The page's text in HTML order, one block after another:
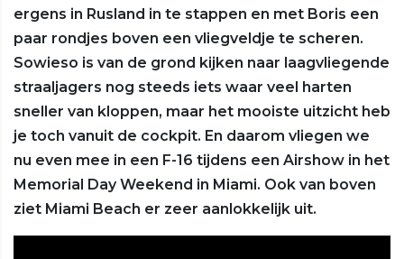
ergens in Rusland in te stappen en met Boris een
paar rondjes boven een vliegveldje te scheren.
Sowieso is van de grond kijken naar laagvliegende
straaljagers nog steeds iets waar veel harten
sneller van kloppen, maar het mooiste uitzicht heb
je toch vanuit de cockpit. En daarom vliegen we
nu even mee in een F-16 tijdens een Airshow in het
Memorial Day Weekend in Miami. Ook van boven
ziet Miami Beach er zeer aanlokkelijk uit.